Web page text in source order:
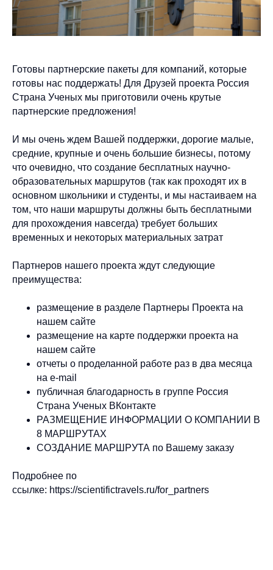
Готовы партнерские пакеты для компаний, которые
готовы нас поддержать! Для Друзей проекта Россия
Страна Ученых мы приготовили очень крутые
партнерские предложения!
И мы очень ждем Вашей поддержки, дорогие малые,
средние, крупные и очень большие бизнесы, потому
что очевидно, что создание бесплатных научно-
образовательных маршрутов (так как проходят их в
основном школьники и студенты, и мы настаиваем на
том, что наши маршруты должны быть бесплатными
для прохождения навсегда) требует больших
временных и некоторых материальных затрат
Партнеров нашего проекта ждут следующие
преимущества:
размещение в разделе Партнеры Проекта на
нашем сайте
размещение на карте поддержки проекта на
нашем сайте
отчеты о проделанной работе раз в два месяца
на e-mail
публичная благодарность в группе Россия
Страна Ученых ВКонтакте
РАЗМЕЩЕНИЕ ИНФОРМАЦИИ О КОМПАНИИ В
8 МАРШРУТАХ
СОЗДАНИЕ МАРШРУТА по Вашему заказу
Подробнее по
ссылке: https://scientifictravels.ru/for_partners